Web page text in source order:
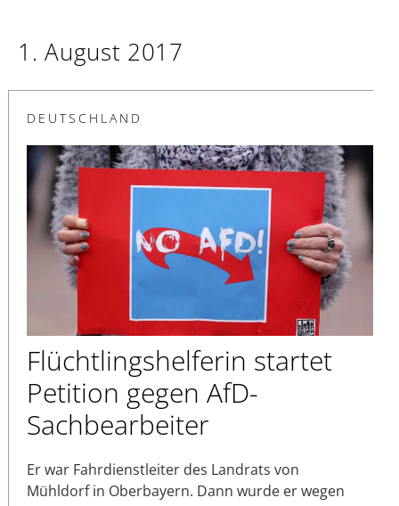
1. August 2017
DEUTSCHLAND
Flüchtlingshelferin startet
Petition gegen AfD-
Sachbearbeiter
Er war Fahrdienstleiter des Landrats von
Mühldorf in Oberbayern. Dann wurde er wegen